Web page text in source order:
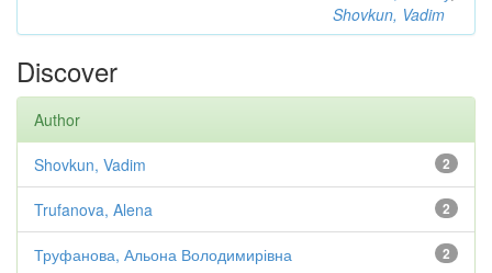
Shovkun, Vadim
Discover
Author
2
Shovkun, Vadim
2
Trufanova, Alena
2
Труфанова, Альона Володимирівна